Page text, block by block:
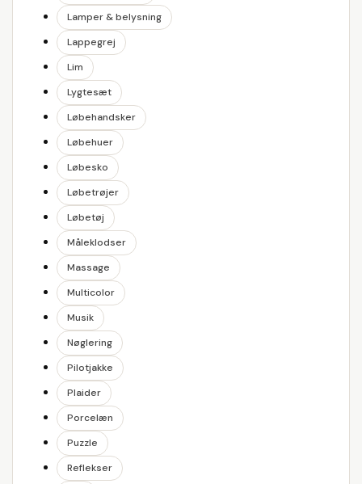
Lamper & belysning
Lappegrej
Lim
Lygtesæt
Løbehandsker
Løbehuer
Løbesko
Løbetrøjer
Løbetøj
Måleklodser
Massage
Multicolor
Musik
Nøglering
Pilotjakke
Plaider
Porcelæn
Puzzle
Reflekser